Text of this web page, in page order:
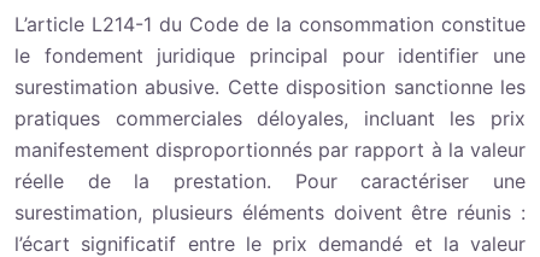
L’article L214-1 du Code de la consommation constitue
le fondement juridique principal pour identifier une
surestimation abusive. Cette disposition sanctionne les
pratiques commerciales déloyales, incluant les prix
manifestement disproportionnés par rapport à la valeur
réelle de la prestation. Pour caractériser une
surestimation, plusieurs éléments doivent être réunis :
l’écart significatif entre le prix demandé et la valeur